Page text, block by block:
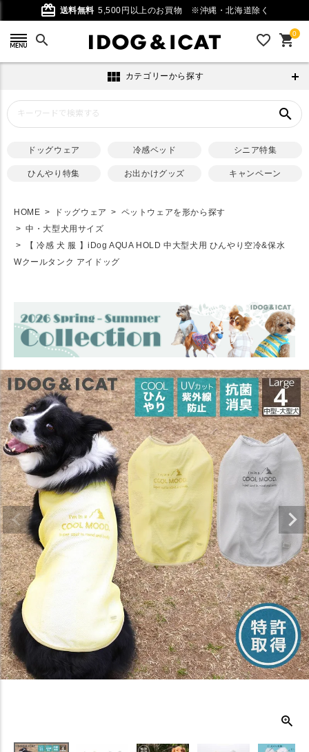
card_giftcard 送料無料 5,500円以上のお買物 ※沖縄・北海道除く
search favorite_outline 0
shopping_cart
view_module カテゴリーから探す
search
ドッグウェア 冷感ベッド シニア特集
ひんやり特集 お出かけグッズ キャンペーン
HOME ドッグウェア
ペットウェアを形から探す
中・大型犬用サイズ
【 冷感 犬 服 】iDog AQUA HOLD 中大型犬用 ひんやり空冷&保水
Wクールタンク アイドッグ